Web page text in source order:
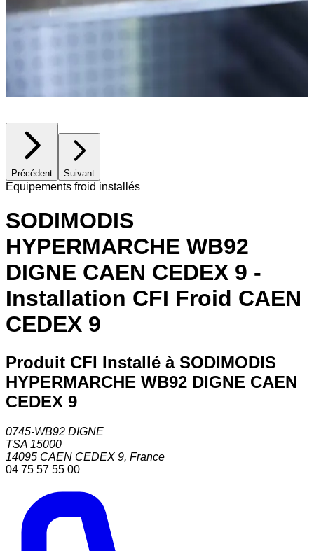
Précédent Suivant
Equipements froid installés
SODIMODIS
HYPERMARCHE WB92
DIGNE CAEN CEDEX 9 -
Installation CFI Froid CAEN
CEDEX 9
Produit CFI Installé à SODIMODIS
HYPERMARCHE WB92 DIGNE CAEN
CEDEX 9
0745-WB92 DIGNE
TSA 15000
14095 CAEN CEDEX 9, France
04 75 57 55 00